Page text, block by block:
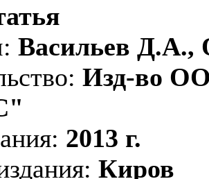
Васильев
Изд-во
2013 г.
Киров